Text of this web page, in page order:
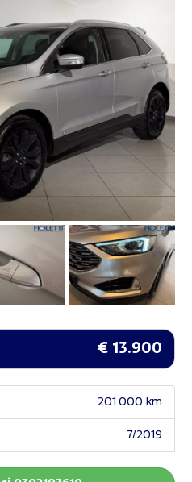
€ 13.900
201.000 km
7/2019